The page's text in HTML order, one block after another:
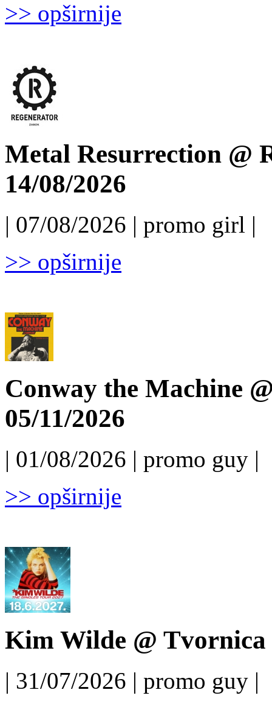
>> opširnije
Metal Resurrection @
14/08/2026
| 07/08/2026 | promo girl |
>> opširnije
Conway the Machine
05/11/2026
| 01/08/2026 | promo guy |
>> opširnije
Kim Wilde @ Tvornica
| 31/07/2026 | promo guy |